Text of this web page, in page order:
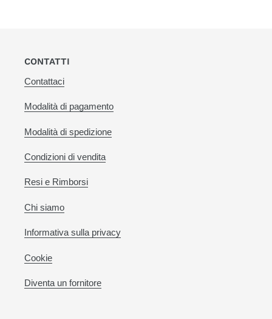
CONTATTI
Contattaci
Modalità di pagamento
Modalità di spedizione
Condizioni di vendita
Resi e Rimborsi
Chi siamo
Informativa sulla privacy
Cookie
Diventa un fornitore